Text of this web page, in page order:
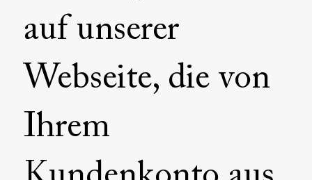
auf unserer
Webseite, die von
Ihrem